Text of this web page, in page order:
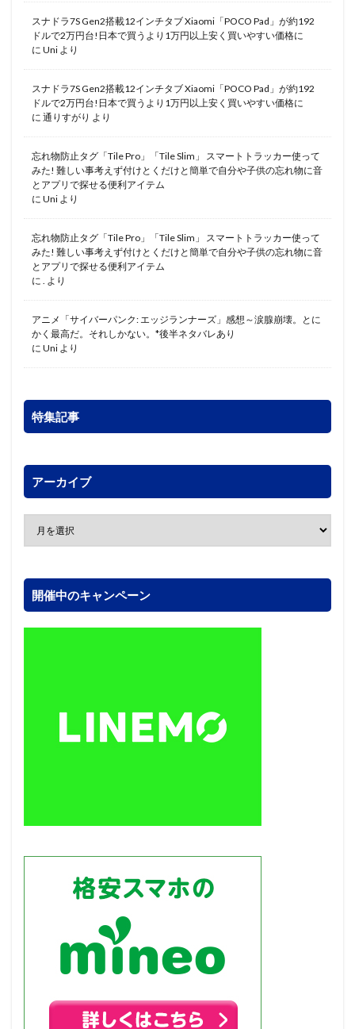
スナドラ7S Gen2搭載12インチタブ Xiaomi「POCO Pad」が約192
ドルで2万円台!日本で買うより1万円以上安く買いやすい価格に
に Uni より
スナドラ7S Gen2搭載12インチタブ Xiaomi「POCO Pad」が約192
ドルで2万円台!日本で買うより1万円以上安く買いやすい価格に
に 通りすがり より
忘れ物防止タグ「Tile Pro」「Tile Slim」 スマートトラッカー使って
みた! 難しい事考えず付けとくだけと簡単で自分や子供の忘れ物に音
とアプリで探せる便利アイテム
に Uni より
忘れ物防止タグ「Tile Pro」「Tile Slim」 スマートトラッカー使って
みた! 難しい事考えず付けとくだけと簡単で自分や子供の忘れ物に音
とアプリで探せる便利アイテム
に
より
アニメ「サイバーパンク: エッジランナーズ」感想～涙腺崩壊。とに
かく最高だ。それしかない。*後半ネタバレあり
に Uni より
特集記事
アーカイブ
開催中のキャンペーン